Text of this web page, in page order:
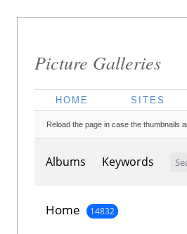
Picture Galleries
HOME SITES
Reload the page in case the thumbnails
Albums Keywords
Home 14832